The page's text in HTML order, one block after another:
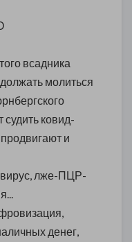
всадника
молиться
судить ковид-
и
лже-ПЦР-
денег,